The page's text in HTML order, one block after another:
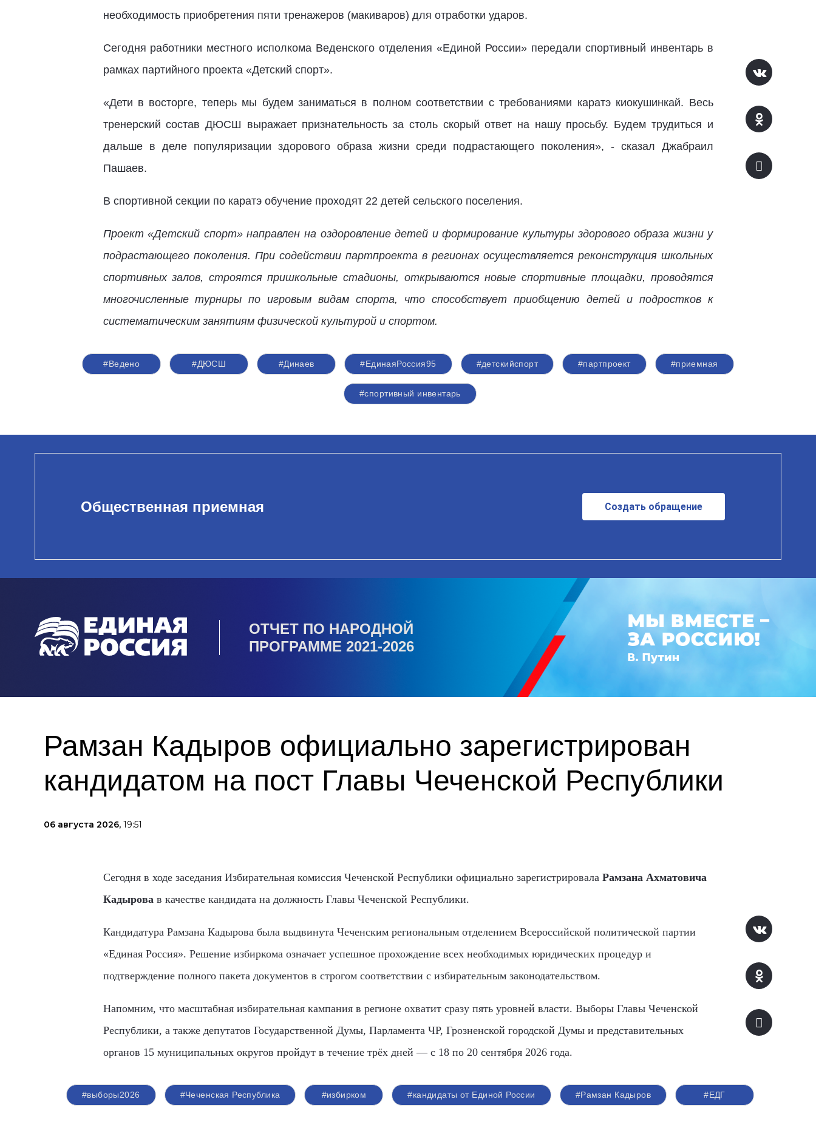
необходимость приобретения пяти тренажеров (макиваров) для отработки ударов.
Сегодня работники местного исполкома Веденского отделения «Единой России» передали спортивный инвентарь в
рамках партийного проекта «Детский спорт».
«Дети в восторге, теперь мы будем заниматься в полном соответствии с требованиями каратэ киокушинкай. Весь
тренерский состав ДЮСШ выражает признательность за столь скорый ответ на нашу просьбу. Будем трудиться и
дальше в деле популяризации здорового образа жизни среди подрастающего поколения», - сказал Джабраил
Пашаев.
В спортивной секции по каратэ обучение проходят 22 детей сельского поселения.
Проект «Детский спорт» направлен на оздоровление детей и формирование культуры здорового образа жизни у
подрастающего поколения. При содействии партпроекта в регионах осуществляется реконструкция школьных
спортивных залов, строятся пришкольные стадионы, открываются новые спортивные площадки, проводятся
многочисленные турниры по игровым видам спорта, что способствует приобщению детей и подростков к
систематическим занятиям физической культурой и спортом.
#Ведено #ДЮСШ #Динаев #ЕдинаяРоссия95 #детскийспорт #партпроект #приемная
#спортивный инвентарь
Общественная приемная Создать обращение
ОТЧЕТ ПО НАРОДНОЙ
ПРОГРАММЕ 2021-2026
Рамзан Кадыров официально зарегистрирован
кандидатом на пост Главы Чеченской Республики
06 августа 2026, 19:51
Сегодня в ходе заседания Избирательная комиссия Чеченской Республики официально зарегистрировала Рамзана Ахматовича
Кадыровав качестве кандидата на должность Главы Чеченской Республики.
Кандидатура Рамзана Кадырова была выдвинута Чеченским региональным отделением Всероссийской политической партии
«Единая Россия». Решение избиркома означает успешное прохождение всех необходимых юридических процедур и
подтверждение полного пакета документов в строгом соответствии с избирательным законодательством.
Напомним, что масштабная избирательная кампания в регионе охватит сразу пять уровней власти. Выборы Главы Чеченской
Республики, а также депутатов Государственной Думы, Парламента ЧР, Грозненской городской Думы и представительных
органов 15 муниципальных округов пройдут в течение трёх дней — с 18 по 20 сентября 2026 года.
#выборы2026 #Чеченская Республика #избирком #кандидаты от Единой России #Рамзан Кадыров #ЕДГ